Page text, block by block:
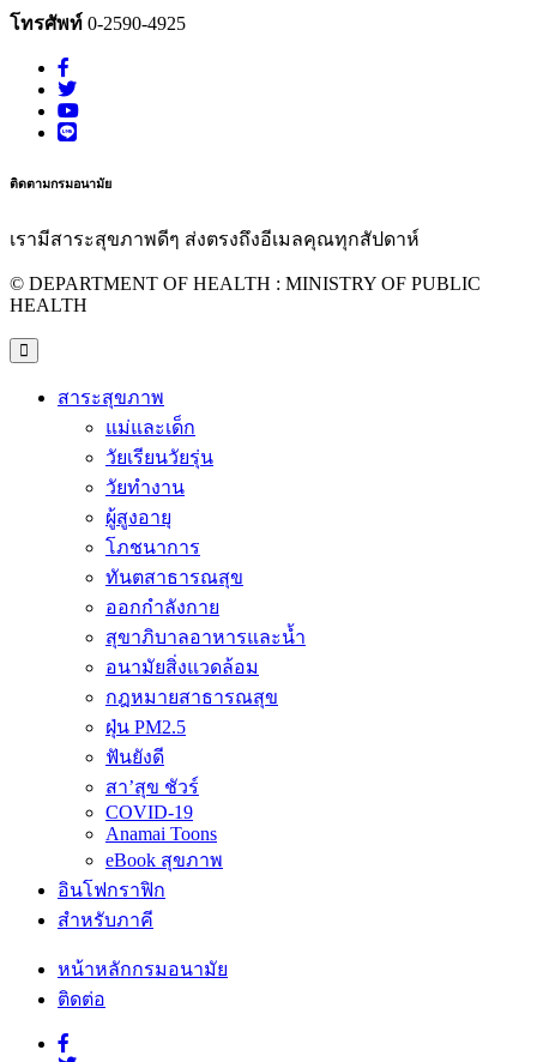
โทรศัพท์ 0-2590-4925
ติดตามกรมอนามัย
เรามีสาระสุขภาพดีๆ ส่งตรงถึงอีเมลคุณทุกสัปดาห์
© DEPARTMENT OF HEALTH : MINISTRY OF PUBLIC
HEALTH
สาระสุขภาพ
แม่และเด็ก
วัยเรียนวัยรุ่น
วัยทำงาน
ผู้สูงอายุ
โภชนาการ
ทันตสาธารณสุข
ออกกำลังกาย
สุขาภิบาลอาหารและน้ำ
อนามัยสิ่งแวดล้อม
กฎหมายสาธารณสุข
ฝุ่น PM2.5
ฟันยังดี
สา’สุข ชัวร์
COVID-19
Anamai Toons
eBook สุขภาพ
อินโฟกราฟิก
สำหรับภาคี
หน้าหลักกรมอนามัย
ติดต่อ